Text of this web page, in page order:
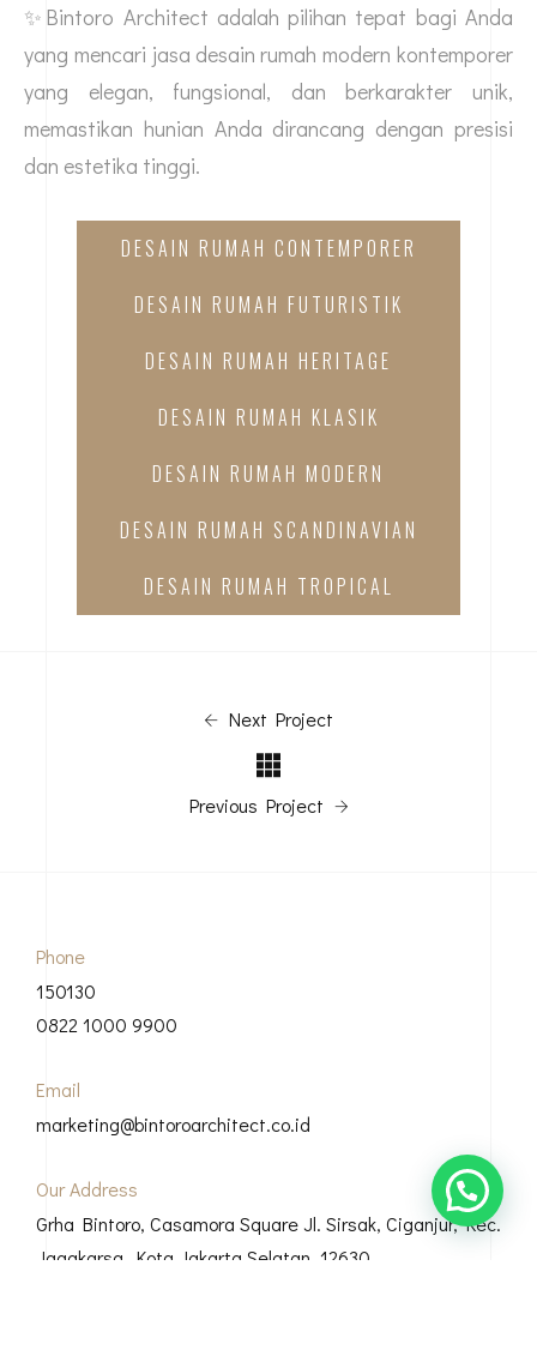
✨Bintoro Architect adalah pilihan tepat bagi Anda
yang mencari jasa desain rumah modern kontemporer
yang elegan, fungsional, dan berkarakter unik,
memastikan hunian Anda dirancang dengan presisi
dan estetika tinggi.
DESAIN RUMAH CONTEMPORER
DESAIN RUMAH FUTURISTIK
DESAIN RUMAH HERITAGE
DESAIN RUMAH KLASIK
DESAIN RUMAH MODERN
DESAIN RUMAH SCANDINAVIAN
DESAIN RUMAH TROPICAL
Next Project
Previous Project
Phone
150130
0822 1000 9900
Email
marketing@bintoroarchitect.co.id
Our Address
Grha Bintoro, Casamora Square Jl. Sirsak, Ciganjur, Kec.
Jagakarsa, Kota Jakarta Selatan, 12630